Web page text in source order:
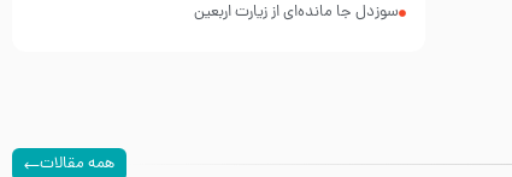
سوزدل جا مانده‌ای از زیارت اربعین
همه مقالات